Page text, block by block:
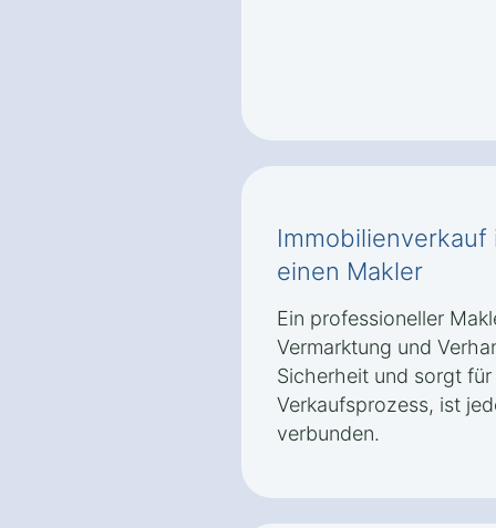
Immobilienverkauf
einen Makler
Ein professioneller
Vermarktung und
Sicherheit und sorgt
Verkaufsprozess, ist
verbunden.